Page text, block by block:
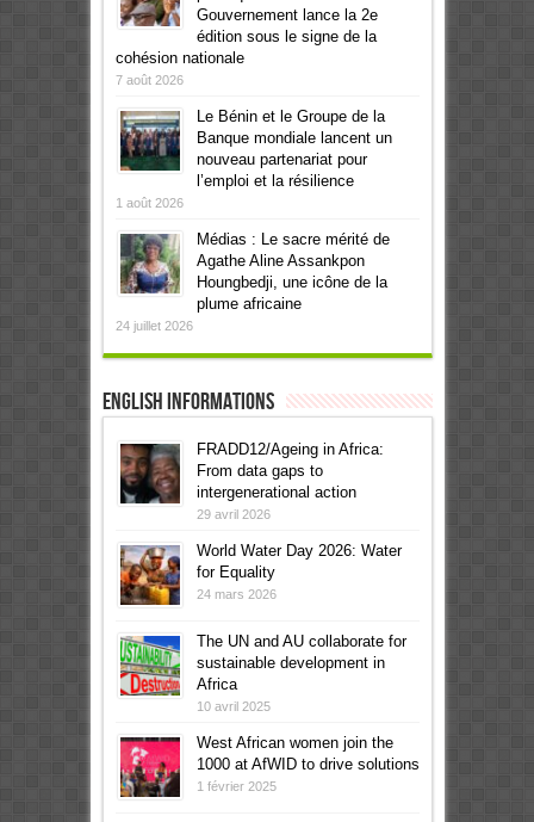
Gouvernement lance la 2e
édition sous le signe de la
cohésion nationale
7 août 2026
Le Bénin et le Groupe de la
Banque mondiale lancent un
nouveau partenariat pour
l’emploi et la résilience
1 août 2026
Médias : Le sacre mérité de
Agathe Aline Assankpon
Houngbedji, une icône de la
plume africaine
24 juillet 2026
English informations
FRADD12/Ageing in Africa:
From data gaps to
intergenerational action
29 avril 2026
World Water Day 2026: Water
for Equality
24 mars 2026
The UN and AU collaborate for
sustainable development in
Africa
10 avril 2025
West African women join the
1000 at AfWID to drive solutions
1 février 2025